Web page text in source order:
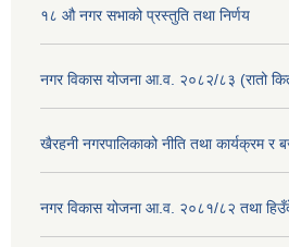
१८ औ नगर सभाको प्रस्तुति तथा निर्णय
नगर विकास योजना आ.व. २०८२/८३ (रातो
खैरहनी नगरपालिकाको नीति तथा कार्यक्रम
नगर विकास योजना आ.व. २०८१/८२ तथा